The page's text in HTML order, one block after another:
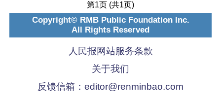
第1页 (共1页)
Copyright© RMB Public Foundation Inc.
All Rights Reserved
人民报网站服务条款
关于我们
反馈信箱： editor@renminbao.com